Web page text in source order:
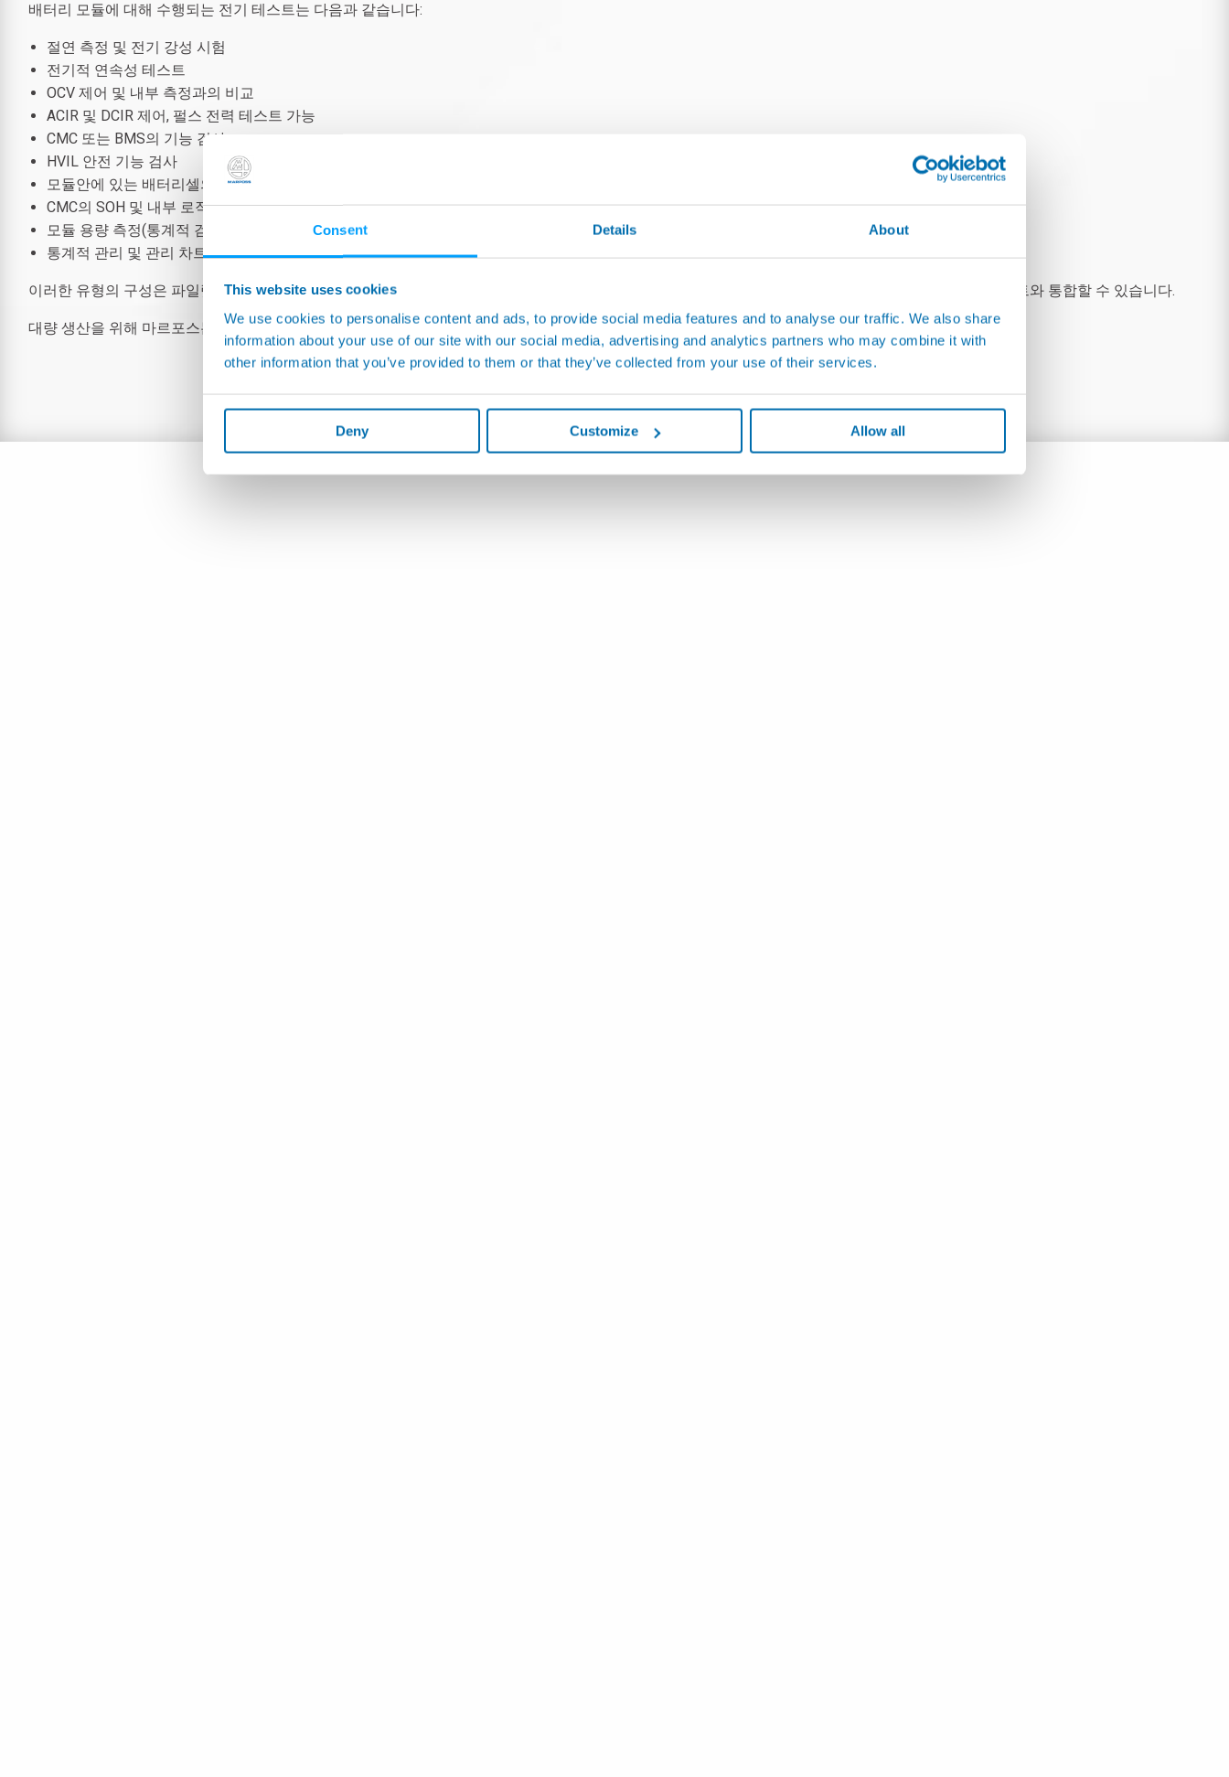
Consent Details About
This website uses cookies
We use cookies to personalise content and ads, to provide social media features and to analyse our traffic. We also share
information about your use of our site with our social media, advertising and analytics partners who may combine it with
other information that you’ve provided to them or that they’ve collected from your use of their services.
Deny Customize Allow all
배터리 모듈에 대해 수행되는 전기 테스트는 다음과 같습니다:
절연 측정 및 전기 강성 시험
전기적 연속성 테스트
OCV 제어 및 내부 측정과의 비교
ACIR 및 DCIR 제어, 펄스 전력 테스트 가능
CMC 또는 BMS의 기능 검사
HVIL 안전 기능 검사
모듈안에 있는 배터리셀의 OCV 균질성 및 온도 확인
CMC의 SOH 및 내부 로직 검증
모듈 용량 측정(통계적 검사)
통계적 관리 및 관리 차트를 위한 E9066 PC 통합성
이러한 유형의 구성은 파일럿 라인이나 중소량 생산 라인에서 사용하기에 특히 적합합니다. 모듈 냉각 회로의 에어 또는 헬륨 리크 테스트 항목도 전기 테스트와 통합할 수 있습니다.
대량 생산을 위해 마르포스는 다양한 완전 자동화 솔루션을 제공합니다.